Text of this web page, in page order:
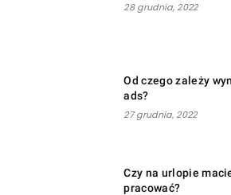
28 grudnia, 2022
Od czego zależy
ads?
27 grudnia, 2022
Czy na urlopie
pracować?